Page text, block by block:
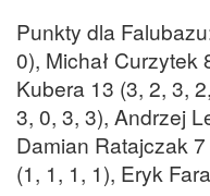
Punkty dla
0), Michał Curzytek
Kubera 13 (3, 2, 3,
3, 0, 3, 3), Andrzej
Damian Ratajczak
(1, 1, 1, 1), Eryk